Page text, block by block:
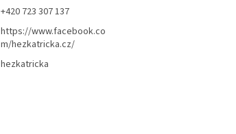
+420 723 307 137
https://www.facebook.co
m/hezkatricka.cz/
hezkatricka